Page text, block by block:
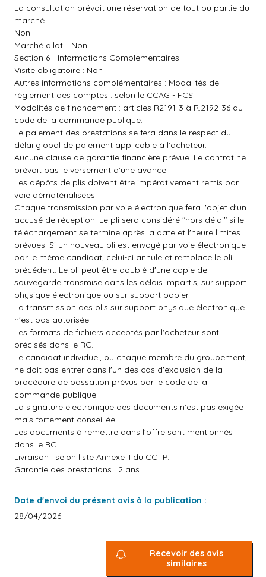
La consultation prévoit une réservation de tout ou partie du
marché :
Non
Marché alloti : Non
Section 6 - Informations Complementaires
Visite obligatoire : Non
Autres informations complémentaires : Modalités de
règlement des comptes : selon le CCAG - FCS
Modalités de financement : articles R2191-3 à R.2192-36 du
code de la commande publique.
Le paiement des prestations se fera dans le respect du
délai global de paiement applicable à l'acheteur.
Aucune clause de garantie financière prévue. Le contrat ne
prévoit pas le versement d'une avance
Les dépôts de plis doivent être impérativement remis par
voie dématérialisées.
Chaque transmission par voie électronique fera l'objet d'un
accusé de réception. Le pli sera considéré "hors délai" si le
téléchargement se termine après la date et l'heure limites
prévues. Si un nouveau pli est envoyé par voie électronique
par le même candidat, celui-ci annule et remplace le pli
précédent. Le pli peut être doublé d'une copie de
sauvegarde transmise dans les délais impartis, sur support
physique électronique ou sur support papier.
La transmission des plis sur support physique électronique
n'est pas autorisée.
Les formats de fichiers acceptés par l'acheteur sont
précisés dans le RC.
Le candidat individuel, ou chaque membre du groupement,
ne doit pas entrer dans l'un des cas d'exclusion de la
procédure de passation prévus par le code de la
commande publique.
La signature électronique des documents n'est pas exigée
mais fortement conseillée.
Les documents à remettre dans l'offre sont mentionnés
dans le RC.
Livraison : selon liste Annexe II du CCTP.
Garantie des prestations : 2 ans
Date d'envoi du présent avis à la publication :
28/04/2026
Recevoir des avis
similaires